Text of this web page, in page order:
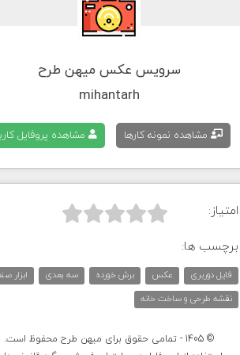
سرویس عکس میهن طرح
mihantarh
مشاهده نمونه کارها مشاهده پروفایل
امتیاز: 


برچسب ها:
فایل دوربری عکس برش خورده سه بعدی
ابزار
نقشه طرحی و ساخت خانه
© 1405 - تمامی حقوق برای میهن طرح محفوظ است.